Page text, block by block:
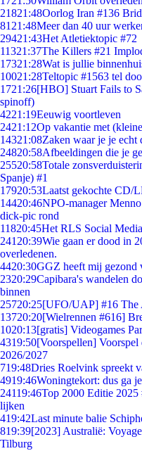
21821:48Oorlog Iran #136
81 21:48Meer dan 40 uur
29421:43Het Atletiektopic #72
11321:37The Killers #21
17321:28Wat is jullie
10021:28Teltopic #1563 tel
1721:26[HBO] Stuart Fails to
spinoff)
4221:19Eeuwig voortleven
2421:12Op vakantie met
14321:08Zaken waar je je echt
24820:58Afbeeldingen die je
25520:58Totale
Spanje) #1
17920:53Laatst gekochte CD/
14420:46NPO-manager
dick-pic rond
11820:45Het RLS Social
241 20:39Wie gaan er dood in
overledenen.
4420:30GGZ heeft mij gezond
2320:29Capibara's wandelen
binnen
25720:25[UFO/UAP] #16 The
13720:20[Wielrennen #616]
1020:13[gratis] Videogames
4319:50[Voorspellen] Voorspel
2026/2027
719:48Dries Roelvink spreekt
4919:46Woningtekort: dus ga
24119:46Top 2000 Editie
lijken
419:42Last minute balie
819:39[2023] Australië:
Tilburg